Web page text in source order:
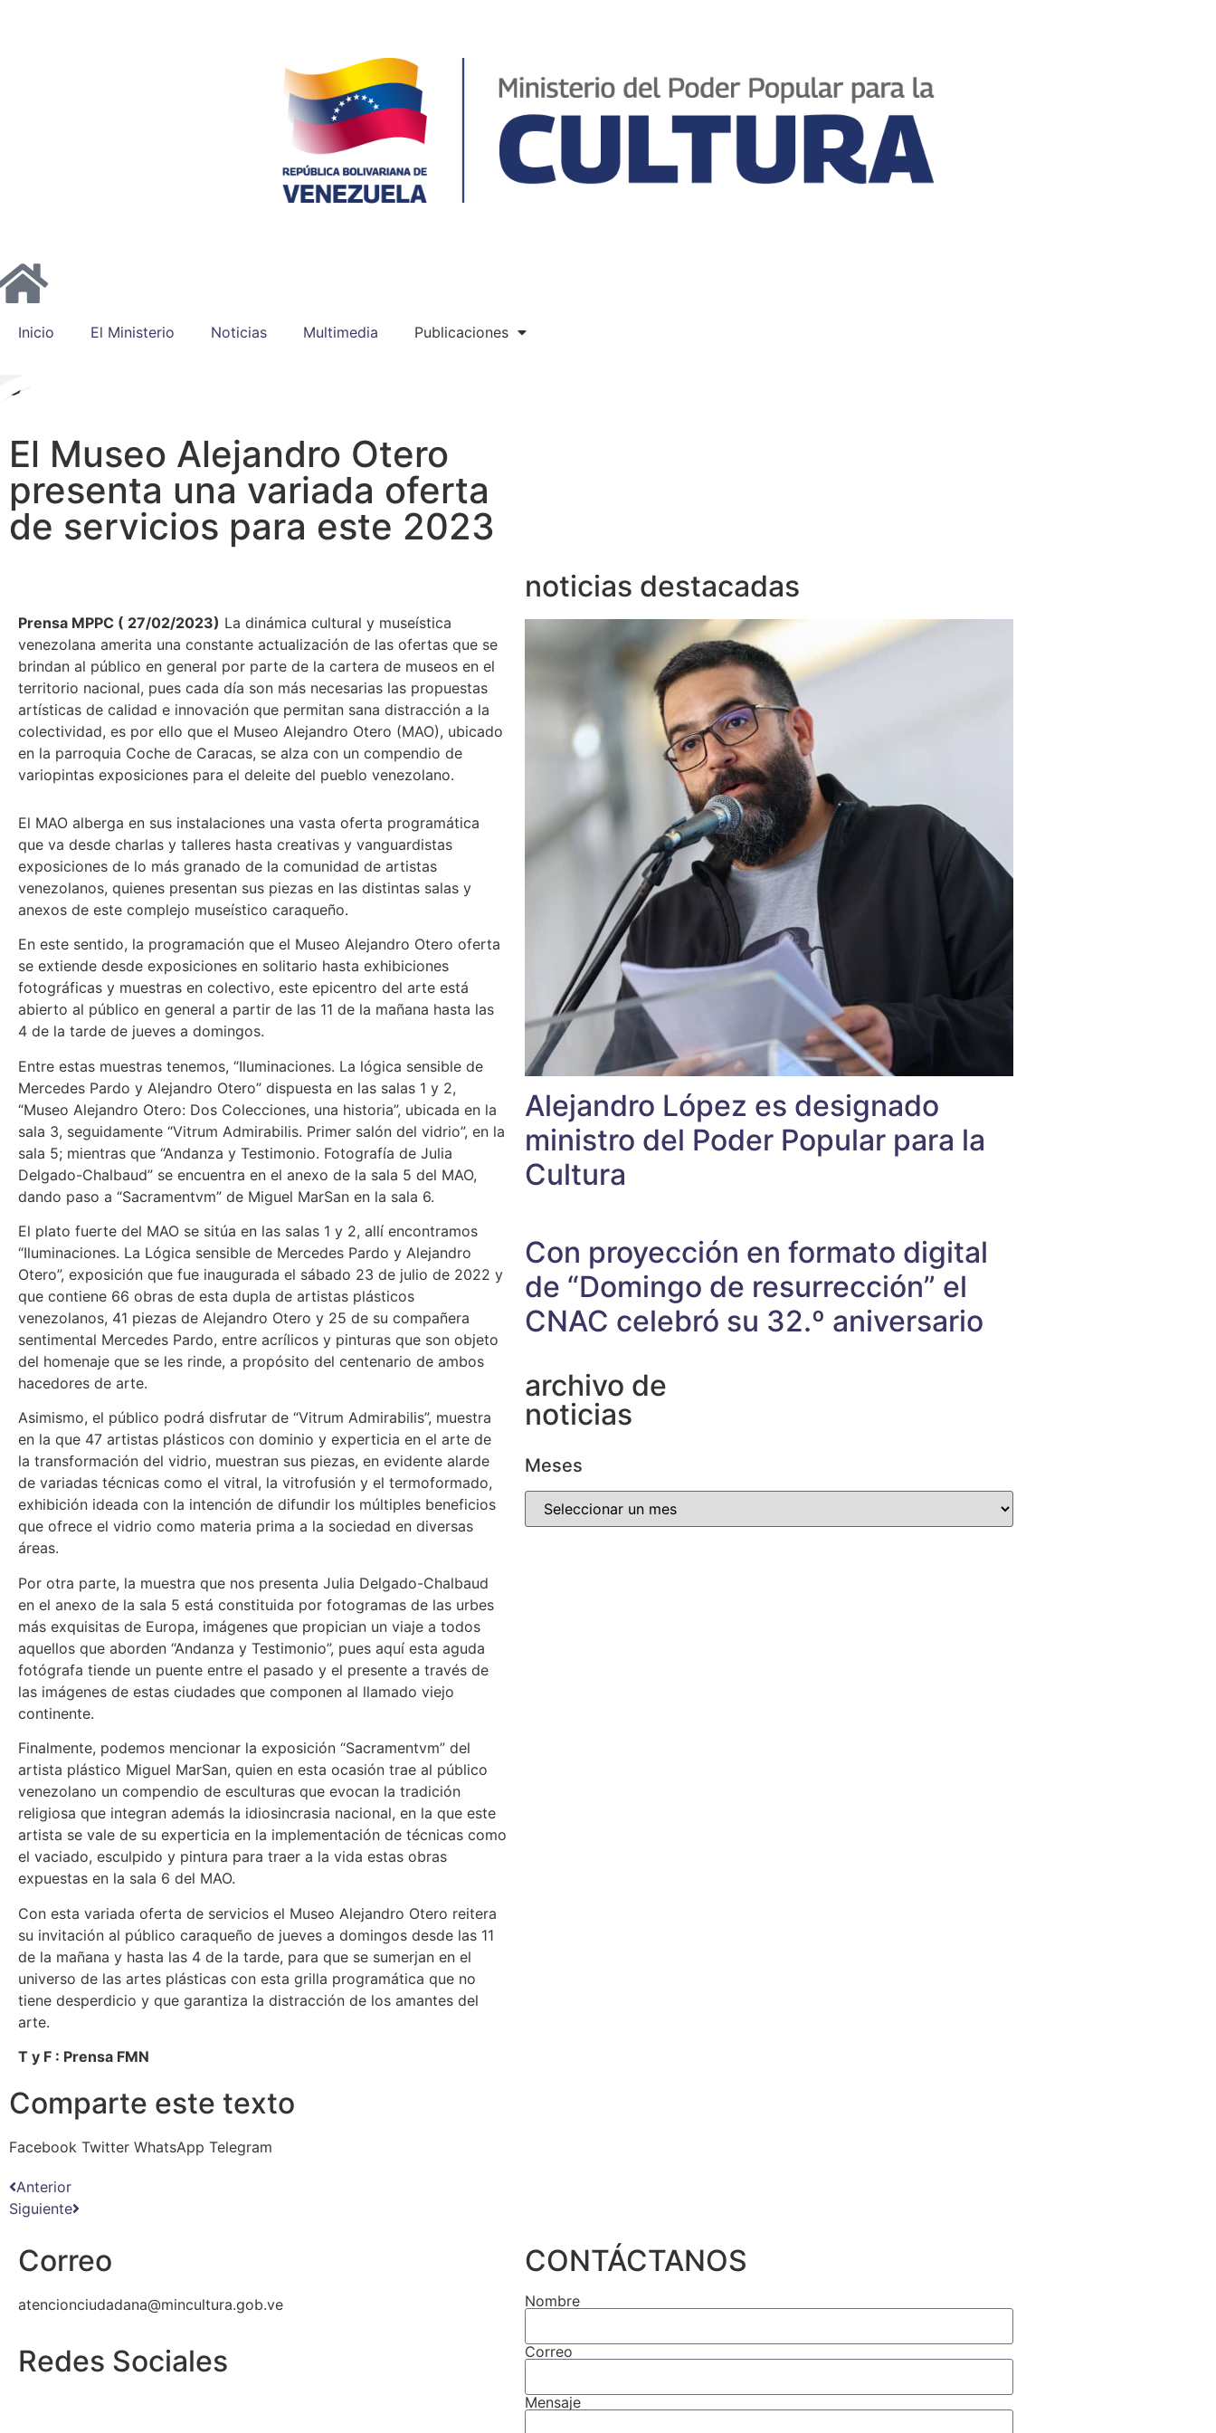
Inicio El Ministerio Noticias Multimedia Publicaciones
El Museo Alejandro Otero
presenta una variada oferta
de servicios para este 2023
Prensa MPPC ( 27/02/2023) La dinámica cultural y museística
venezolana amerita una constante actualización de las ofertas que se
brindan al público en general por parte de la cartera de museos en el
territorio nacional, pues cada día son más necesarias las propuestas
artísticas de calidad e innovación que permitan sana distracción a la
colectividad, es por ello que el Museo Alejandro Otero (MAO), ubicado
en la parroquia Coche de Caracas, se alza con un compendio de
variopintas exposiciones para el deleite del pueblo venezolano.
El MAO alberga en sus instalaciones una vasta oferta programática
que va desde charlas y talleres hasta creativas y vanguardistas
exposiciones de lo más granado de la comunidad de artistas
venezolanos, quienes presentan sus piezas en las distintas salas y
anexos de este complejo museístico caraqueño.
En este sentido, la programación que el Museo Alejandro Otero oferta
se extiende desde exposiciones en solitario hasta exhibiciones
fotográficas y muestras en colectivo, este epicentro del arte está
abierto al público en general a partir de las 11 de la mañana hasta las
4 de la tarde de jueves a domingos.
Entre estas muestras tenemos, “Iluminaciones. La lógica sensible de
Mercedes Pardo y Alejandro Otero” dispuesta en las salas 1 y 2,
“Museo Alejandro Otero: Dos Colecciones, una historia”, ubicada en la
sala 3, seguidamente “Vitrum Admirabilis. Primer salón del vidrio”, en la
sala 5; mientras que “Andanza y Testimonio. Fotografía de Julia
Delgado-Chalbaud” se encuentra en el anexo de la sala 5 del MAO,
dando paso a “Sacramentvm” de Miguel MarSan en la sala 6.
El plato fuerte del MAO se sitúa en las salas 1 y 2, allí encontramos
“Iluminaciones. La Lógica sensible de Mercedes Pardo y Alejandro
Otero”, exposición que fue inaugurada el sábado 23 de julio de 2022 y
que contiene 66 obras de esta dupla de artistas plásticos
venezolanos, 41 piezas de Alejandro Otero y 25 de su compañera
sentimental Mercedes Pardo, entre acrílicos y pinturas que son objeto
del homenaje que se les rinde, a propósito del centenario de ambos
hacedores de arte.
Asimismo, el público podrá disfrutar de “Vitrum Admirabilis”, muestra
en la que 47 artistas plásticos con dominio y experticia en el arte de
la transformación del vidrio, muestran sus piezas, en evidente alarde
de variadas técnicas como el vitral, la vitrofusión y el termoformado,
exhibición ideada con la intención de difundir los múltiples beneficios
que ofrece el vidrio como materia prima a la sociedad en diversas
áreas.
Por otra parte, la muestra que nos presenta Julia Delgado-Chalbaud
en el anexo de la sala 5 está constituida por fotogramas de las urbes
más exquisitas de Europa, imágenes que propician un viaje a todos
aquellos que aborden “Andanza y Testimonio”, pues aquí esta aguda
fotógrafa tiende un puente entre el pasado y el presente a través de
las imágenes de estas ciudades que componen al llamado viejo
continente.
Finalmente, podemos mencionar la exposición “Sacramentvm” del
artista plástico Miguel MarSan, quien en esta ocasión trae al público
venezolano un compendio de esculturas que evocan la tradición
religiosa que integran además la idiosincrasia nacional, en la que este
artista se vale de su experticia en la implementación de técnicas como
el vaciado, esculpido y pintura para traer a la vida estas obras
expuestas en la sala 6 del MAO.
Con esta variada oferta de servicios el Museo Alejandro Otero reitera
su invitación al público caraqueño de jueves a domingos desde las 11
de la mañana y hasta las 4 de la tarde, para que se sumerjan en el
universo de las artes plásticas con esta grilla programática que no
tiene desperdicio y que garantiza la distracción de los amantes del
arte.
T y F : Prensa FMN
noticias destacadas
Alejandro López es designado
ministro del Poder Popular para la
Cultura
Con proyección en formato digital
de “Domingo de resurrección” el
CNAC celebró su 32.º aniversario
archivo de
noticias
Meses
Comparte este texto
Facebook Twitter WhatsApp Telegram
Anterior
Siguiente
Correo
atencionciudadana@mincultura.gob.ve
Redes Sociales
CONTÁCTANOS
Nombre
Correo
Mensaje